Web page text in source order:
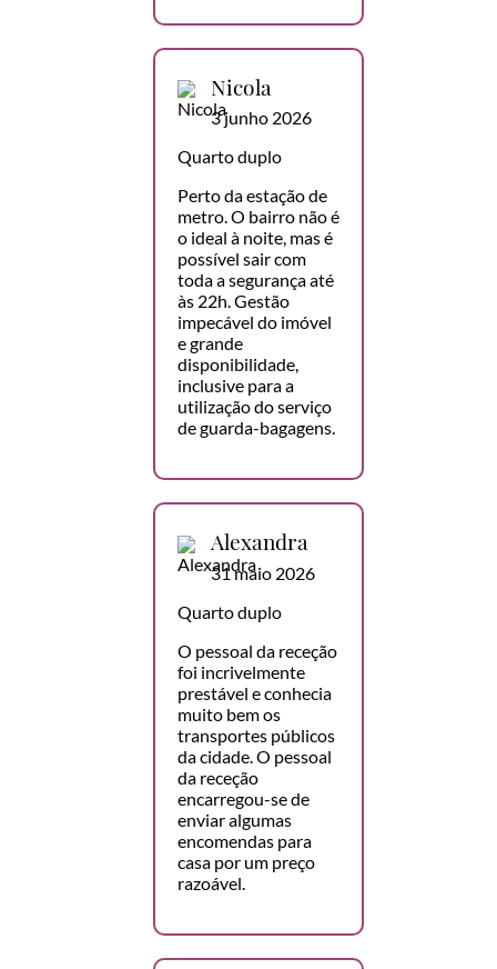
Nicola
3 junho 2026
Quarto duplo
Perto da estação de
metro. O bairro não é
o ideal à noite, mas é
possível sair com
toda a segurança até
às 22h. Gestão
impecável do imóvel
e grande
disponibilidade,
inclusive para a
utilização do serviço
de guarda-bagagens.
Alexandra
31 maio 2026
Quarto duplo
O pessoal da receção
foi incrivelmente
prestável e conhecia
muito bem os
transportes públicos
da cidade. O pessoal
da receção
encarregou-se de
enviar algumas
encomendas para
casa por um preço
razoável.